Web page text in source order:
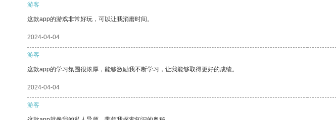
游客
这款app的游戏非常好玩，可以让我消磨时间。
2024-04-04
游客
这款app的学习氛围很浓厚，能够激励我不断学习，让我能够取得更好的成绩。
2024-04-04
游客